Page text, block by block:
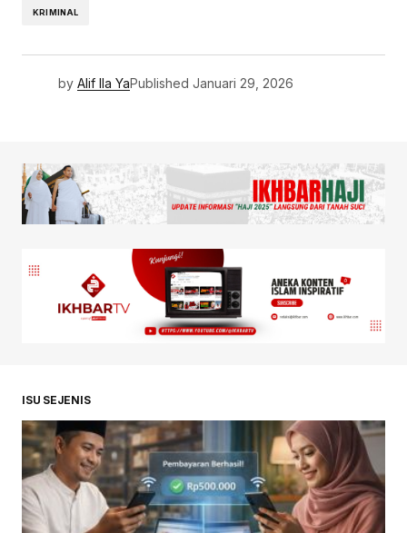
KRIMINAL
by Alif Ila YaPublished Januari 29, 2026
ISU SEJENIS